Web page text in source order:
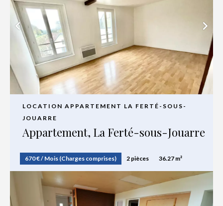
LOCATION APPARTEMENT LA FERTÉ-SOUS-
JOUARRE
Appartement, La Ferté-sous-Jouarre
670 € / Mois (Charges comprises) 2 pièces 36.27 m²